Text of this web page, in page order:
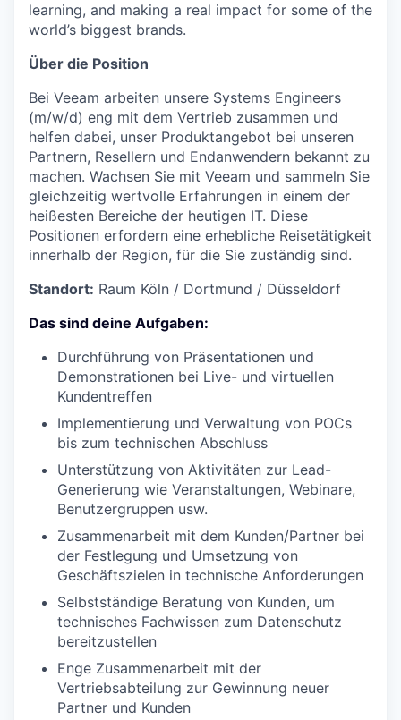
learning, and making a real impact for some of the
world’s biggest brands.
Über die Position
Bei Veeam arbeiten unsere Systems Engineers
(m/w/d) eng mit dem Vertrieb zusammen und
helfen dabei, unser Produktangebot bei unseren
Partnern, Resellern und Endanwendern bekannt zu
machen. Wachsen Sie mit Veeam und sammeln Sie
gleichzeitig wertvolle Erfahrungen in einem der
heißesten Bereiche der heutigen IT. Diese
Positionen erfordern eine erhebliche Reisetätigkeit
innerhalb der Region, für die Sie zuständig sind.
Standort: Raum Köln / Dortmund / Düsseldorf
Das sind deine Aufgaben:
Durchführung von Präsentationen und
Demonstrationen bei Live- und virtuellen
Kundentreffen
Implementierung und Verwaltung von POCs
bis zum technischen Abschluss
Unterstützung von Aktivitäten zur Lead-
Generierung wie Veranstaltungen, Webinare,
Benutzergruppen usw.
Zusammenarbeit mit dem Kunden/Partner bei
der Festlegung und Umsetzung von
Geschäftszielen in technische Anforderungen
Selbstständige Beratung von Kunden, um
technisches Fachwissen zum Datenschutz
bereitzustellen
Enge Zusammenarbeit mit der
Vertriebsabteilung zur Gewinnung neuer
Partner und Kunden